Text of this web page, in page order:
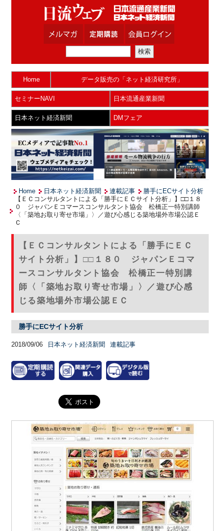
Home データ販売の「ネット経済研究所」
セミナーNAVI 日本流通産業新聞
日本ネット経済新聞 DMフェア
Home 日本ネット経済新聞 連載記事
勝手にECサイト分析
【ＥＣコンサルタントによる「勝手にＥＣサイト分析」】□□１８
０ ジャパンＥコマースコンサルタント協会 松橋正一特別講師
〈「築地お取り寄せ市場」〉／遊び心感じる築地場外市場公認Ｅ
Ｃ
【ＥＣコンサルタントによる「勝手にＥＣ
サイト分析」】□□１８０ ジャパンＥコマ
ースコンサルタント協会 松橋正一特別講
師〈「築地お取り寄せ市場」〉／遊び心感
じる築地場外市場公認ＥＣ
勝手にECサイト分析
2018/09/06 日本ネット経済新聞 連載記事